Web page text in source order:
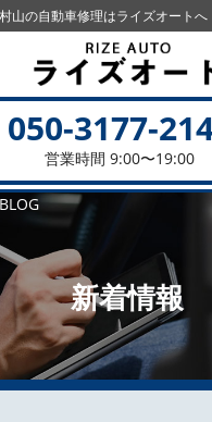
山の自動車修理はライズオートへ
050-3177-
営業時間 9:00〜19:00
BLOG
新着情報